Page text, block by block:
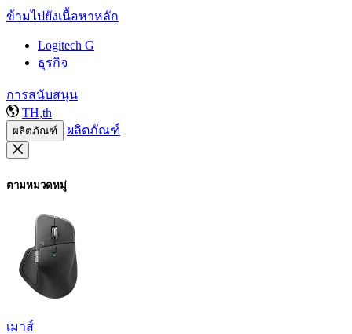
ข้ามไปยังเนื้อหาหลัก
Logitech G
ธุรกิจ
การสนับสนุน
TH,th
ผลิตภัณฑ์ ผลิตภัณฑ์
ตามหมวดหมู่
เมาส์